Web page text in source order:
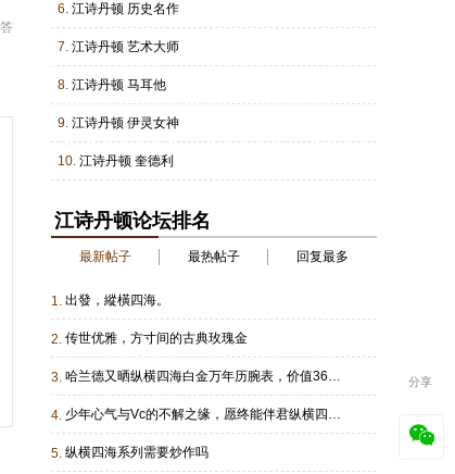
6. 江诗丹顿 历史名作
7. 江诗丹顿 艺术大师
8. 江诗丹顿 马耳他
9. 江诗丹顿 伊灵女神
10. 江诗丹顿 奎德利
江诗丹顿论坛排名
最新帖子 最热帖子 回复最多
1. 出發，縱橫四海。
2. 传世优雅，方寸间的古典玫瑰金
3. 哈兰德又晒纵横四海白金万年历腕表，价值360万人民币
4. 少年心气与Vc的不解之缘，愿终能伴君纵横四海。
5. 纵横四海系列需要炒作吗
分享